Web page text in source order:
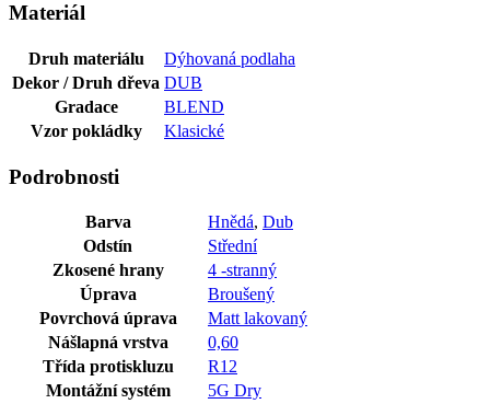
Materiál
Druh materiálu
Dýhovaná podlaha
Dekor / Druh dřeva DUB
Gradace
BLEND
Vzor pokládky
Klasické
Podrobnosti
Barva Hnědá, Dub
Odstín
Střední
Zkosené hrany
4 -stranný
Úprava
Broušený
Povrchová úprava
Matt lakovaný
Nášlapná vrstva
0,60
Třída protiskluzu
R12
Montážní systém
5G Dry